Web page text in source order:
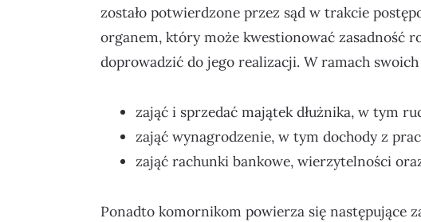
zostało potwierdzone przez sąd w trakcie
organem, który może kwestionować zasadność
doprowadzić do jego realizacji. W ramach
zająć i sprzedać majątek dłużnika, w tym
zająć wynagrodzenie, w tym dochody z
zająć rachunki bankowe, wierzytelności
Ponadto komornikom powierza się następujące